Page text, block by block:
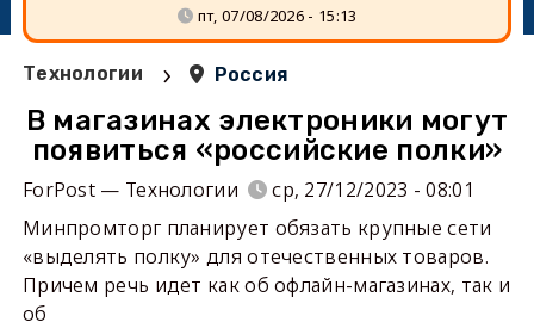
пт, 07/08/2026 - 15:13
Технологии › Россия
В магазинах электроники могут
появиться «российские полки»
ForPost — Технологии
ср, 27/12/2023 - 08:01
Минпромторг планирует обязать крупные сети
«выделять полку» для отечественных товаров.
Причем речь идет как об офлайн-магазинах, так и
об